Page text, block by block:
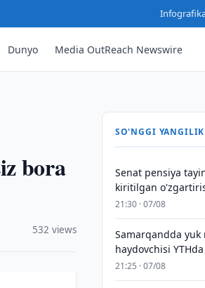
Dunyo Media OutReach Newswire
bora
532 views
SO'NGGI
Senat pensiya
kiritilgan
21:30 · 07/08
Samarqandda yuk
haydovchisi
21:25 · 07/08